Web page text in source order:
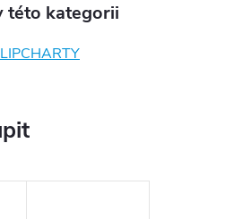
této kategorii